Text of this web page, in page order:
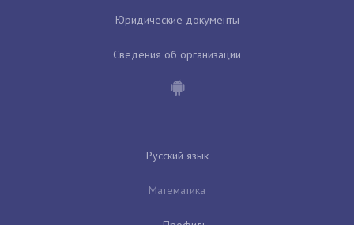
Юридические документы
Сведения об организации
Русский язык
Математика